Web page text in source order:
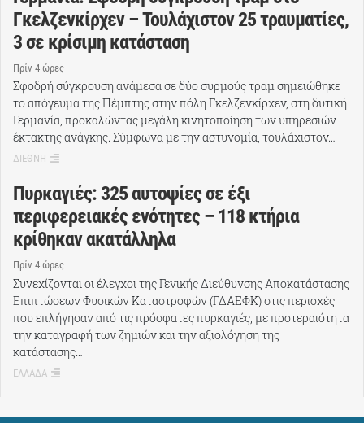
Γκελζενκίρχεν – Τουλάχιστον 25 τραυματίες,
3 σε κρίσιμη κατάσταση
Πρίν 4 ώρες
Σφοδρή σύγκρουση ανάμεσα σε δύο συρμούς τραμ σημειώθηκε
το απόγευμα της Πέμπτης στην πόλη Γκελζενκίρχεν, στη δυτική
Γερμανία, προκαλώντας μεγάλη κινητοποίηση των υπηρεσιών
έκτακτης ανάγκης. Σύμφωνα με την αστυνομία, τουλάχιστον…
ΔΙΕΘΝΗ
Πυρκαγιές: 325 αυτοψίες σε έξι
περιφερειακές ενότητες – 118 κτήρια
κρίθηκαν ακατάλληλα
Πρίν 4 ώρες
Συνεχίζονται οι έλεγχοι της Γενικής Διεύθυνσης Αποκατάστασης
Επιπτώσεων Φυσικών Καταστροφών (ΓΔΑΕΦΚ) στις περιοχές
που επλήγησαν από τις πρόσφατες πυρκαγιές, με προτεραιότητα
την καταγραφή των ζημιών και την αξιολόγηση της
κατάστασης…
ΕΛΛΑΔΑ